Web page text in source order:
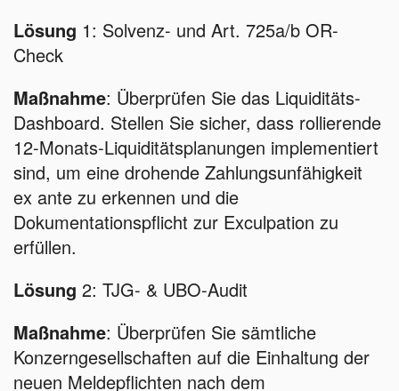
Lösung 1: Solvenz- und Art. 725a/b OR-
Check
Maßnahme: Überprüfen Sie das Liquiditäts-
Dashboard. Stellen Sie sicher, dass rollierende
12-Monats-Liquiditätsplanungen implementiert
sind, um eine drohende Zahlungsunfähigkeit
ex ante zu erkennen und die
Dokumentationspflicht zur Exculpation zu
erfüllen.
Lösung 2: TJG- & UBO-Audit
Maßnahme: Überprüfen Sie sämtliche
Konzerngesellschaften auf die Einhaltung der
neuen Meldepflichten nach dem